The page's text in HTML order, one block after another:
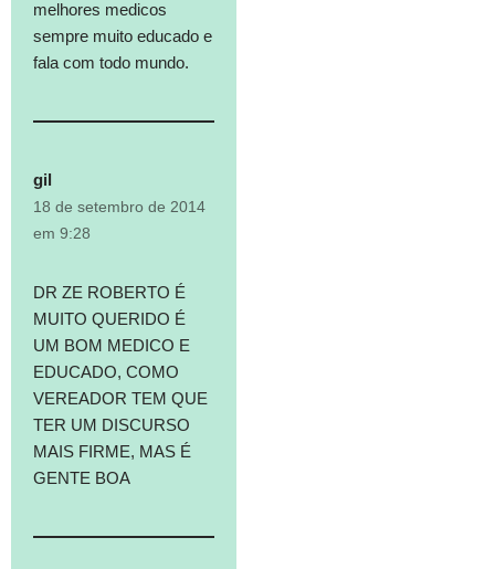
melhores medicos
sempre muito educado e
fala com todo mundo.
gil
18 de setembro de 2014
em 9:28
DR ZE ROBERTO É
MUITO QUERIDO É
UM BOM MEDICO E
EDUCADO, COMO
VEREADOR TEM QUE
TER UM DISCURSO
MAIS FIRME, MAS É
GENTE BOA